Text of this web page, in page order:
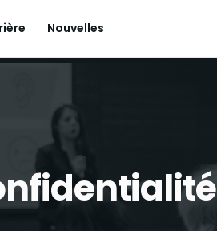
Nouvelles